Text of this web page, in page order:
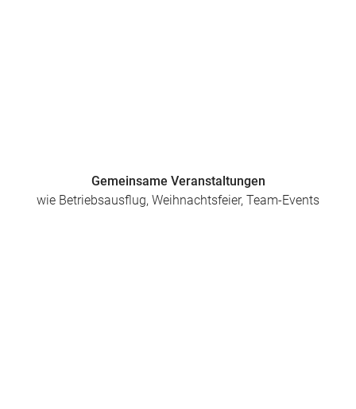
Gemeinsame Veranstaltungen
wie Betriebsausflug, Weihnachtsfeier, Team-Events